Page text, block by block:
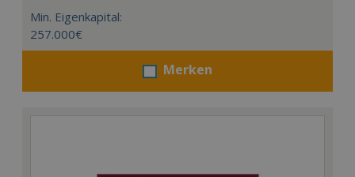
Min. Eigenkapital:
257.000€
Merken